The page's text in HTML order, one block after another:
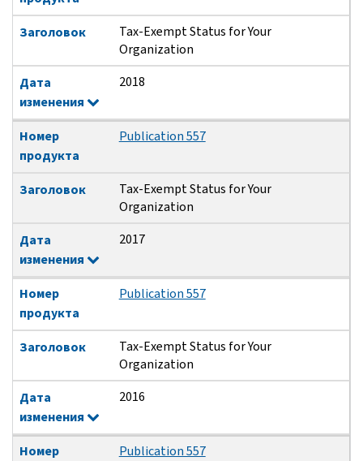
Заголовок
Tax-Exempt Status for Your
Organization
Дата
изменения
2018
Номер
продукта
Publication 557
Заголовок
Tax-Exempt Status for Your
Organization
Дата
изменения
2017
Номер
продукта
Publication 557
Заголовок
Tax-Exempt Status for Your
Organization
Дата
изменения
2016
Номер
Publication 557